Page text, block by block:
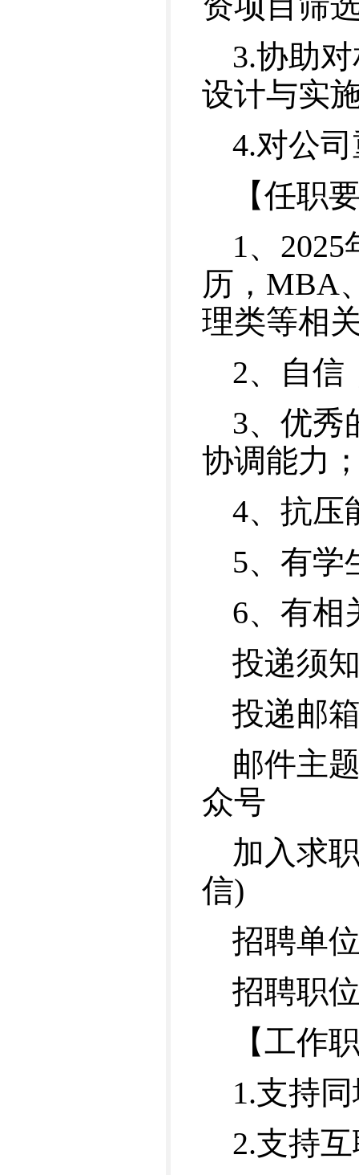
3.协助
设计与实
4.对公
【任职
1、
历，MBA
理类等相
2、自信
3、优秀
协调能力
4、抗压
5、有学
6、有相
投递须
投递邮
邮件主
众号
加入求
信)
招聘单
招聘职
【工作
1.支持
2.支持